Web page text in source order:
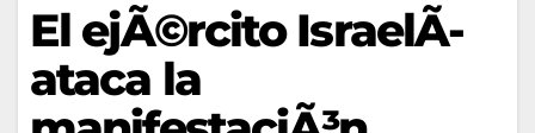
El ejÃ©rcito IsraelÃ­
ataca la